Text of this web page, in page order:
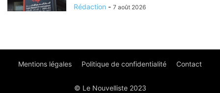
Rédaction - 7 août 2026
Mentions légales Politique de confidentialité Contact
© Le Nouvelliste 2023